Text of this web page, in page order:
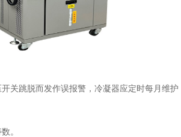
关跳脱而发作误报警，冷凝器应定时每月维
。